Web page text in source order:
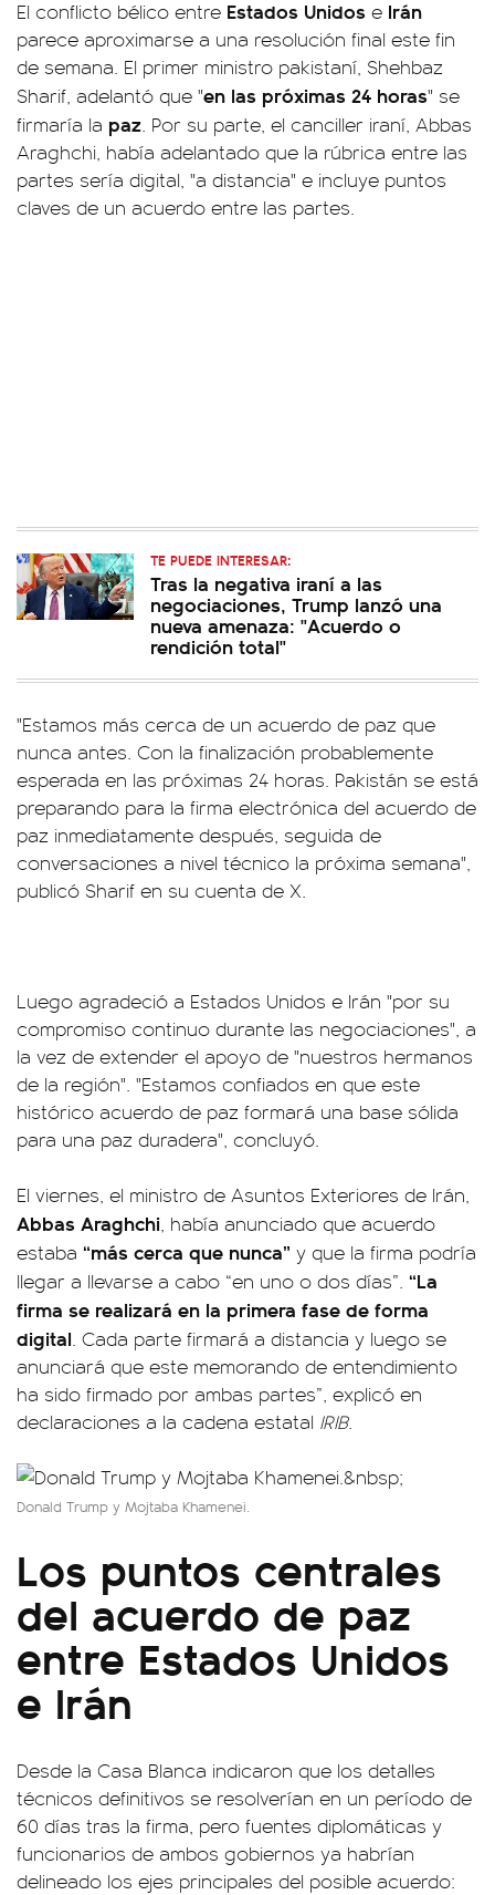
El conflicto bélico entre Estados Unidos e Irán
parece aproximarse a una resolución final este fin
de semana. El primer ministro pakistaní, Shehbaz
Sharif, adelantó que "en las próximas 24 horas" se
firmaría la paz. Por su parte, el canciller iraní, Abbas
Araghchi, había adelantado que la rúbrica entre las
partes sería digital, "a distancia" e incluye puntos
claves de un acuerdo entre las partes.
TE PUEDE INTERESAR:
Tras la negativa iraní a las
negociaciones, Trump lanzó una
nueva amenaza: "Acuerdo o
rendición total"
"Estamos más cerca de un acuerdo de paz que
nunca antes. Con la finalización probablemente
esperada en las próximas 24 horas. Pakistán se está
preparando para la firma electrónica del acuerdo de
paz inmediatamente después, seguida de
conversaciones a nivel técnico la próxima semana",
publicó Sharif en su cuenta de X.
Luego agradeció a Estados Unidos e Irán "por su
compromiso continuo durante las negociaciones", a
la vez de extender el apoyo de "nuestros hermanos
de la región". "Estamos confiados en que este
histórico acuerdo de paz formará una base sólida
para una paz duradera", concluyó.
El viernes, el ministro de Asuntos Exteriores de Irán,
Abbas Araghchi, había anunciado que acuerdo
estaba “más cerca que nunca” y que la firma podría
llegar a llevarse a cabo “en uno o dos días”. “La
firma se realizará en la primera fase de forma
digital. Cada parte firmará a distancia y luego se
anunciará que este memorando de entendimiento
ha sido firmado por ambas partes”, explicó en
declaraciones a la cadena estatal IRIB.
Donald Trump y Mojtaba Khamenei.
Los puntos centrales
del acuerdo de paz
entre Estados Unidos
e Irán
Desde la Casa Blanca indicaron que los detalles
técnicos definitivos se resolverían en un período de
60 días tras la firma, pero fuentes diplomáticas y
funcionarios de ambos gobiernos ya habrían
delineado los ejes principales del posible acuerdo: